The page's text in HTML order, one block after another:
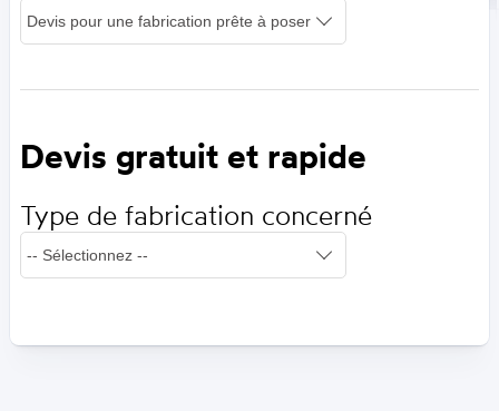
Devis gratuit et rapide
Type de fabrication concerné